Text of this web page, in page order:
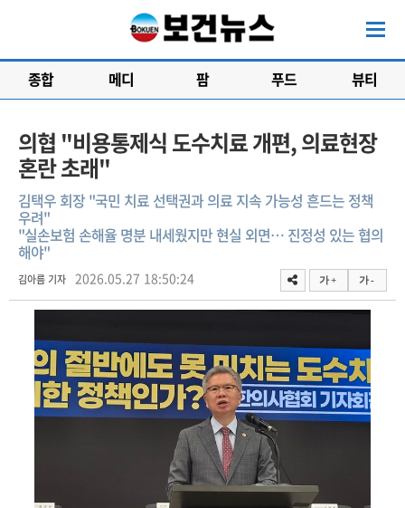
종합 메디 팜 푸드 뷰티
의협 "비용통제식 도수치료 개편, 의료현장
혼란 초래"
김택우 회장 "국민 치료 선택권과 의료 지속 가능성 흔드는 정책
우려"
"실손보험 손해율 명분 내세웠지만 현실 외면… 진정성 있는 협의
해야"
김아름 기자 2026.05.27 18:50:24 가 + 가 -